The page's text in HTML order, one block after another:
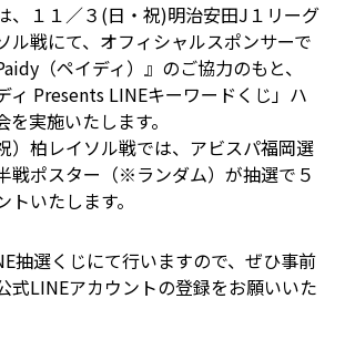
、１１／３(日・祝)明治安田J１リーグ
ル戦にて、オフィシャルスポンサーで
（ペイディ）』のご協力のもと、
ィ Presents LINEキーワードくじ」ハ
実施いたします。
）柏レイソル戦では、アビスパ福岡選
戦ポスター（※ランダム）が抽選で５
いたします。
抽選くじにて行いますので、ぜひ事前
式LINEアカウントの登録をお願いいた